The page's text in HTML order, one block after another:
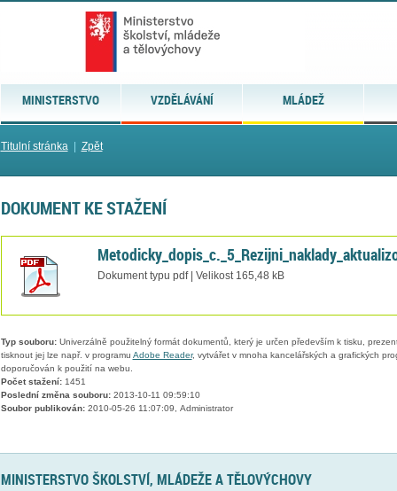
MINISTERSTVO VZDĚLÁVÁNÍ MLÁDEŽ
Titulní stránka| Zpět
DOKUMENT KE STAŽENÍ
Dokument typu pdf | Velikost 165,48 kB
Typ souboru:Univerzálně použitelný formát dokumentů, který je určen především k tisku,
tisknout jej lze např. v programu Adobe Reader, vytvářet v mnoha kancelářských a grafických
doporučován k použití na webu.
Počet stažení:1451
Poslední změna souboru:2013-10-11 09:59:10
Soubor publikován:2010-05-26 11:07:09, Administrator
MINISTERSTVO ŠKOLSTVÍ, MLÁDEŽE A TĚLOVÝCHOVY